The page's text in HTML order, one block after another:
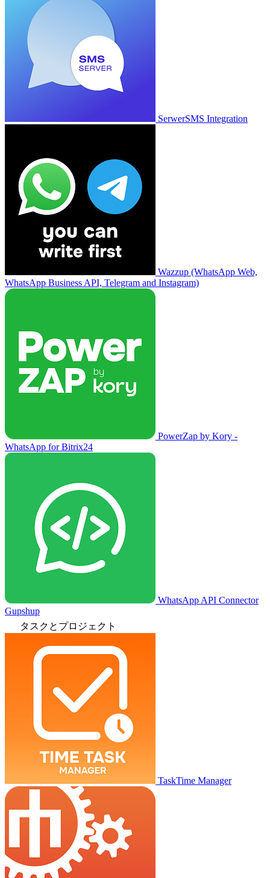
SerwerSMS Integration
Wazzup (WhatsApp Web,
WhatsApp Business API, Telegram and Instagram)
PowerZap by Kory -
WhatsApp for Bitrix24
WhatsApp API Connector
Gupshup
タスクとプロジェクト
TaskTime Manager